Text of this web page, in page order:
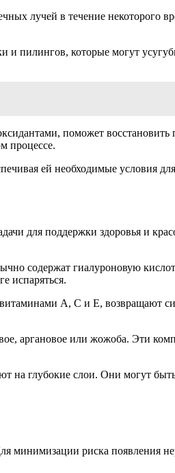
лучей в течение некоторого
пилингов, которые могут
поможет
процессе.
ей необходимые условия
для поддержки здоровья и
содержат гиалуроновую
испаряться.
A, C и E, возвращают
аргановое или жожоба. Эти
на глубокие слои. Они могут
минимизации риска появления